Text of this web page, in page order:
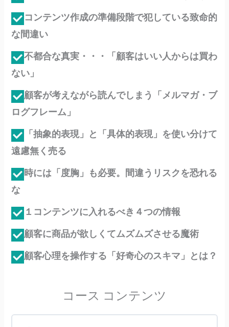
コンテンツ作成の準備段階で犯している致命的
な間違い
不都合な真実・・・「顧客はいい人からは買わ
ない」
顧客が考えながら読んでしまう「メルマガ・ブ
ログフレーム」
「抽象的表現」と「具体的表現」を使い分けて
遠慮無く売る
時には「度胸」も必要。間違うリスクを恐れる
な
１コンテンツに入れるべき４つの情報
顧客に商品が欲しくてムズムズさせる魔術
顧客心理を操作する「好奇心のスキマ」とは？
コース コンテンツ